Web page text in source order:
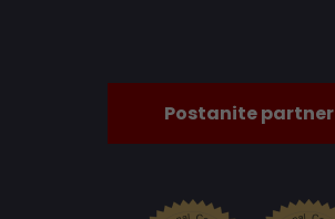
Postanite partner